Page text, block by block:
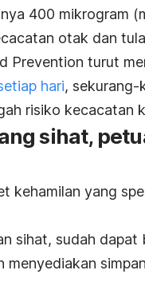
400 mikrogram
otak dan
Prevention turut
hari, sekurang-
risiko kecacatan
sihat,
kehamilan yang
sihat, sudah dapat